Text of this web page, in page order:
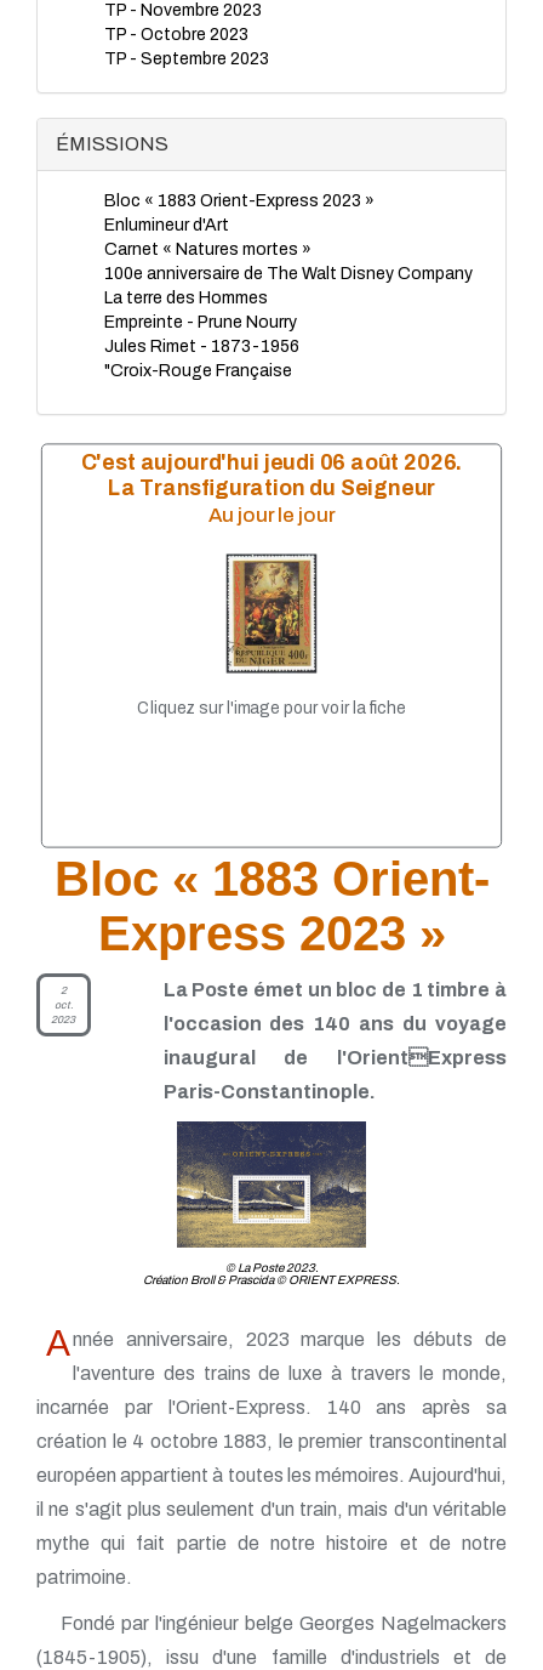
TP - Novembre 2023
TP - Octobre 2023
TP - Septembre 2023
TP - Avril 2023
TP - Février 2023
TP - Janvier 2023
TP - Novembre 2022
TP - Octobre 2022
TP - Septembre 2022
TP - Août 2022
TP - Juillet 2022
TP - Juin 2022
TP - Mars 2022
TP - Février 2022
TP - Janvier 2022
TP - Novembre 2021
TP - Septembre 2021
TP - Juillet 2021
TP - Février 2021
TP - Juillet 2020
TP - Juin 2020
TP - Avril 2020
TP - Mars 2020
TP - Février 2020
TP - Décembre 2019
TP - Novembre 2019
TP - Septembre 2019
TP - Août 2019
TP - Juillet 2019
TP - Juin 2019
TP - Mai 2019
TP - Avril 2019
TP - Mars 2019
TP - Février 2019
TP - Novembre 2018
TP - Octobre 2018
TP - Août 2018
TP - Juillet 2018
TP - Juin 2018
TP - Mai 2018
TP - Avril 2018
TP - Mars 2018
TP - Janvier 2018
ÉMISSIONS
Bloc « 1883 Orient-Express 2023 »
Enlumineur d'Art
Carnet « Natures mortes »
100e anniversaire de The Walt Disney Company
La terre des Hommes
Empreinte - Prune Nourry
Jules Rimet - 1873-1956
"Croix-Rouge Française
C'est aujourd'hui jeudi 06 août 2026.
La Transfiguration du Seigneur
Au jour le jour
Cliquez sur l'image pour voir la fiche
Bloc « 1883 Orient-
Express 2023 »
2
oct.
2023
La Poste émet un bloc de 1 timbre à
l'occasion des 140 ans du voyage
inaugural de l'OrientExpress
Paris-Constantinople.
© La Poste 2023.
Création Broll & Prascida © ORIENT EXPRESS.
Année anniversaire, 2023 marque les débuts de
l'aventure des trains de luxe à travers le monde,
incarnée par l'Orient-Express. 140 ans après sa
création le 4 octobre 1883, le premier transcontinental
européen appartient à toutes les mémoires. Aujourd'hui,
il ne s'agit plus seulement d'un train, mais d'un véritable
mythe qui fait partie de notre histoire et de notre
patrimoine.
Fondé par l'ingénieur belge Georges Nagelmackers
(1845-1905), issu d'une famille d'industriels et de